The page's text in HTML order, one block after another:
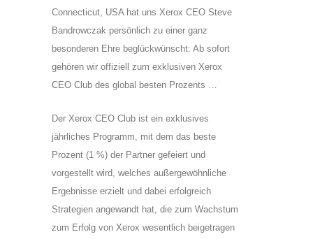
Connecticut, USA hat uns Xerox CEO Steve
Bandrowczak persönlich zu einer ganz
besonderen Ehre beglückwünscht: Ab sofort
gehören wir offiziell zum exklusiven Xerox
CEO Club des global besten Prozents …
Der Xerox CEO Club ist ein exklusives
jährliches Programm, mit dem das beste
Prozent (1 %) der Partner gefeiert und
vorgestellt wird, welches außergewöhnliche
Ergebnisse erzielt und dabei erfolgreich
Strategien angewandt hat, die zum Wachstum
zum Erfolg von Xerox wesentlich beigetragen